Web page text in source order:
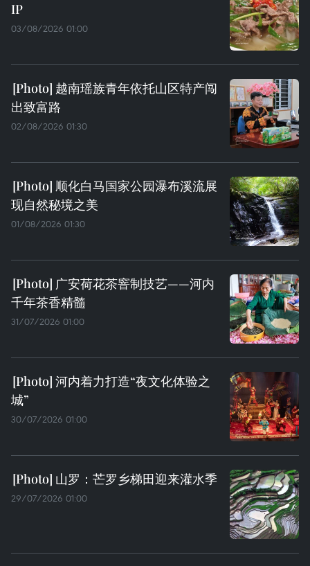
IP
03/08/2026 01:00
越南瑶族青年依托山区特产闯
出致富路
02/08/2026 01:30
顺化白马国家公园瀑布溪流展
现自然秘境之美
01/08/2026 01:30
广安荷花茶窨制技艺——河内
千年茶香精髓
31/07/2026 01:00
河内着力打造“夜文化体验之
城”
30/07/2026 01:00
山罗：芒罗乡梯田迎来灌水季
29/07/2026 01:00